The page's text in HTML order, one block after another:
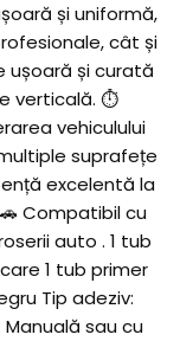
și uniformă,
cât și
ușoară și curată
verticală. ⏱
vehiculului
suprafețe
excelentă la
Compatibil cu
auto . 1 tub
1 tub primer
Tip adeziv:
sau cu